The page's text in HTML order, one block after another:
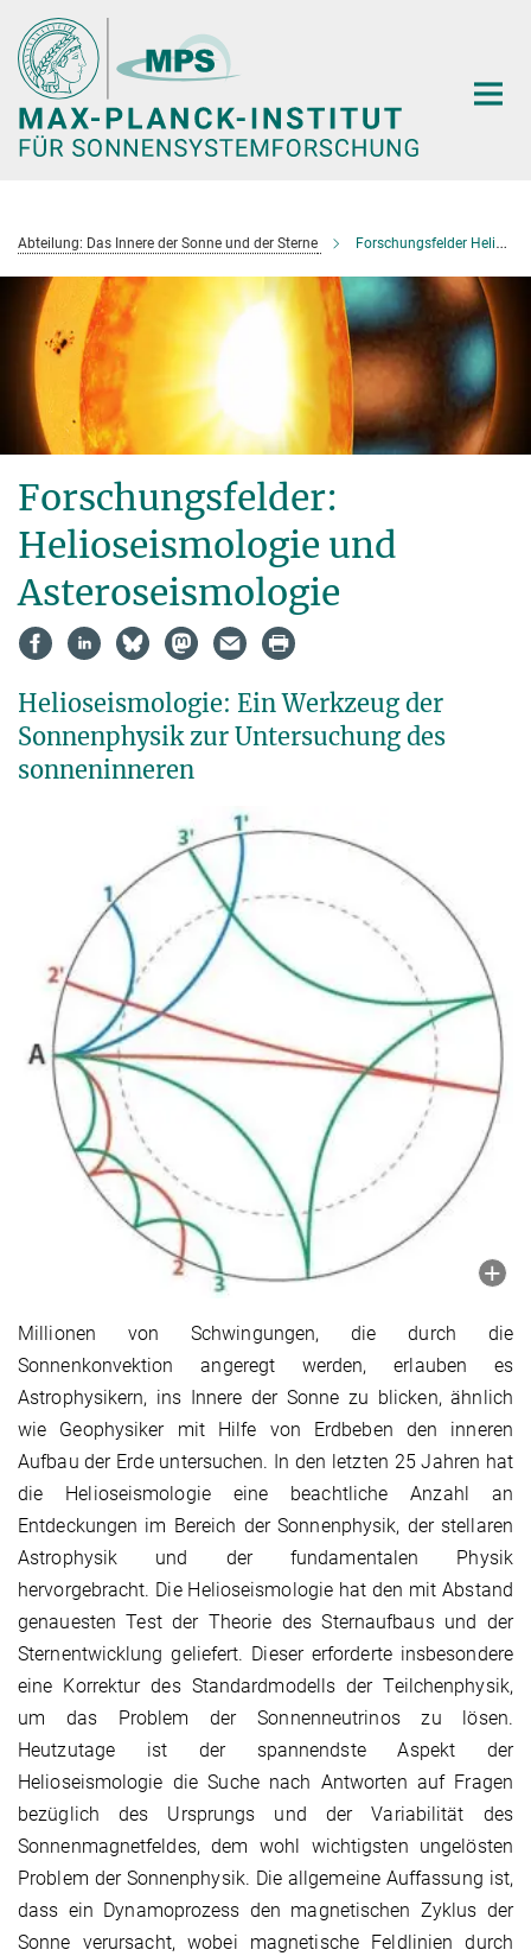
Hauptinhalt
Abteilung: Das Innere der Sonne und der Sterne Forschungsfelder Helioseismologie und Asteroseismologie
Forschungsfelder:
Helioseismologie und
Asteroseismologie
Helioseismologie: Ein Werkzeug der
Sonnenphysik zur Untersuchung des
sonneninneren
Millionen von Schwingungen, die durch die
Sonnenkonvektion angeregt werden, erlauben es
Astrophysikern, ins Innere der Sonne zu blicken, ähnlich
wie Geophysiker mit Hilfe von Erdbeben den inneren
Aufbau der Erde untersuchen. In den letzten 25 Jahren hat
die Helioseismologie eine beachtliche Anzahl an
Entdeckungen im Bereich der Sonnenphysik, der stellaren
Astrophysik und der fundamentalen Physik
hervorgebracht. Die Helioseismologie hat den mit Abstand
genauesten Test der Theorie des Sternaufbaus und der
Sternentwicklung geliefert. Dieser erforderte insbesondere
eine Korrektur des Standardmodells der Teilchenphysik,
um das Problem der Sonnenneutrinos zu lösen.
Heutzutage ist der spannendste Aspekt der
Helioseismologie die Suche nach Antworten auf Fragen
bezüglich des Ursprungs und der Variabilität des
Sonnenmagnetfeldes, dem wohl wichtigsten ungelösten
Problem der Sonnenphysik. Die allgemeine Auffassung ist,
dass ein Dynamoprozess den magnetischen Zyklus der
Sonne verursacht, wobei magnetische Feldlinien durch